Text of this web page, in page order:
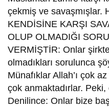
çekmiş ve savaşmışlar.
KENDİSİNE KARŞI
OLUP OLMADIĞI
VERMİŞTİR: Onlar
olmadıkları sorulunca
Münafıklar Allah’ı çok
çok anmaktadırlar.
Denilince: Onlar bize